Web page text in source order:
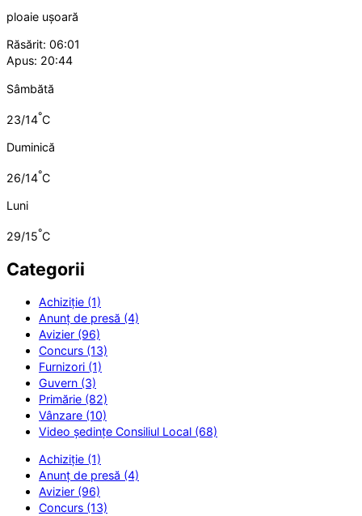
ploaie ușoară
Răsărit: 06:01
Apus: 20:44
Sâmbătă
23/14°C
Duminică
26/14°C
Luni
29/15°C
Categorii
Achiziție (1)
Anunț de presă (4)
Avizier (96)
Concurs (13)
Furnizori (1)
Guvern (3)
Primărie (82)
Vânzare (10)
Video ședințe Consiliul Local (68)
Achiziție (1)
Anunț de presă (4)
Avizier (96)
Concurs (13)